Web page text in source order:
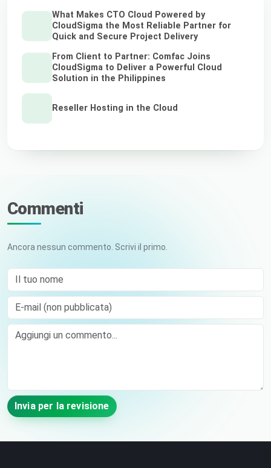
What Makes CTO Cloud Powered by
CloudSigma the Most Reliable Partner for
Quick and Secure Project Delivery
From Client to Partner: Comfac Joins
CloudSigma to Deliver a Powerful Cloud
Solution in the Philippines
Reseller Hosting in the Cloud
Commenti
Ancora nessun commento. Scrivi il primo.
Il tuo nome
E-mail (non pubblicata)
Comment
Invia per la revisione